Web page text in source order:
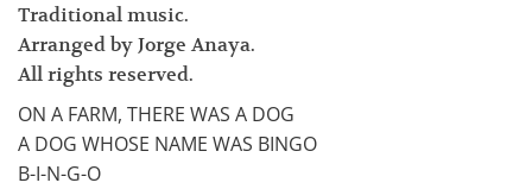
Traditional music.
Arranged by Jorge Anaya.
All rights reserved.
ON A FARM, THERE WAS A DOG
A DOG WHOSE NAME WAS BINGO
B-I-N-G-O